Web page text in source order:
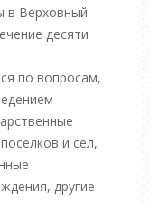
в Верховный
десяти
по вопросам,
и сёл,
другие